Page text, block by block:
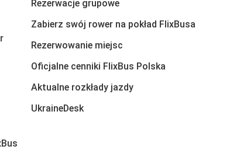
Rezerwacje grupowe
Zabierz swój rower na pokład FlixBusa
Rezerwowanie miejsc
Oficjalne cenniki FlixBus Polska
Aktualne rozkłady jazdy
UkraineDesk